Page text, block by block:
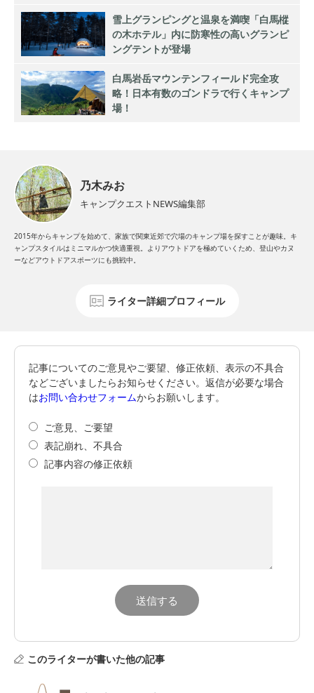
雪上グランピングと温泉を満喫「白馬樅
の木ホテル」内に防寒性の高いグランピ
ングテントが登場
白馬岩岳マウンテンフィールド完全攻
略！日本有数のゴンドラで行くキャンプ
場！
乃木みお
キャンプクエストNEWS編集部
2015年からキャンプを始めて、家族で関東近郊で穴場のキャンプ場を探すことが趣味。キ
ャンプスタイルはミニマルかつ快適重視。よりアウトドアを極めていくため、登山やカヌ
ーなどアウトドアスポーツにも挑戦中。
ライター詳細プロフィール
記事についてのご意見やご要望、修正依頼、表示の不具合
などございましたらお知らせください。返信が必要な場合
はお問い合わせフォームからお願いします。
ご意見、ご要望
表記崩れ、不具合
記事内容の修正依頼
このライターが書いた他の記事